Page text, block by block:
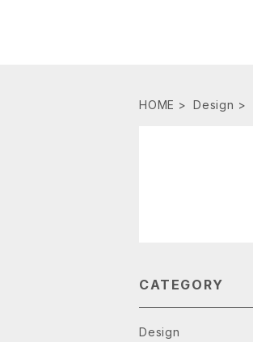
HOME Design
CATEGORY
Design